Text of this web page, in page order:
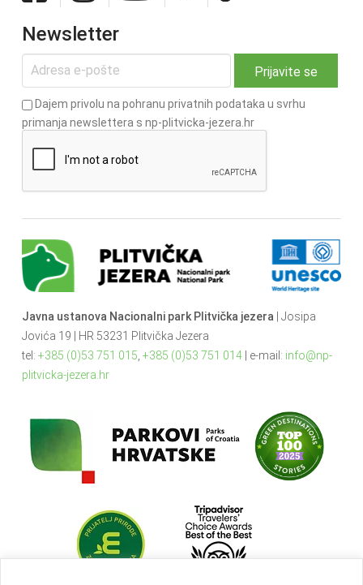
Newsletter
Dajem privolu na pohranu privatnih podataka u svrhu
primanja newslettera s np-plitvicka-jezera.hr
Javna ustanova Nacionalni park Plitvička jezera | Josipa
Jovića 19 | HR 53231 Plitvička Jezera
tel: +385 (0)53 751 015 +385 (0)53 751 014| e-mail: info@np-
plitvicka-jezera.hr